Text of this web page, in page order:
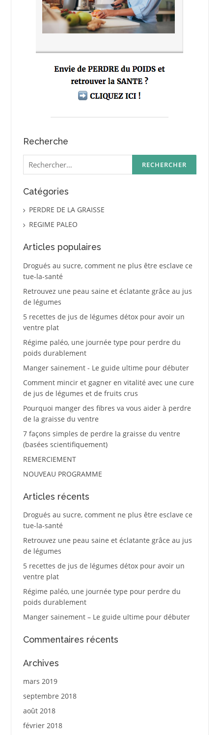
Recherche
Rechercher :
Catégories
PERDRE DE LA GRAISSE
REGIME PALEO
Articles populaires
Drogués au sucre, comment ne plus être esclave ce
tue-la-santé
Retrouvez une peau saine et éclatante grâce au jus
de légumes
5 recettes de jus de légumes détox pour avoir un
ventre plat
Régime paléo, une journée type pour perdre du
poids durablement
Manger sainement - Le guide ultime pour débuter
Comment mincir et gagner en vitalité avec une cure
de jus de légumes et de fruits crus
Pourquoi manger des fibres va vous aider à perdre
de la graisse du ventre
7 façons simples de perdre la graisse du ventre
(basées scientifiquement)
REMERCIEMENT
NOUVEAU PROGRAMME
Articles récents
Drogués au sucre, comment ne plus être esclave ce
tue-la-santé
Retrouvez une peau saine et éclatante grâce au jus
de légumes
5 recettes de jus de légumes détox pour avoir un
ventre plat
Régime paléo, une journée type pour perdre du
poids durablement
Manger sainement – Le guide ultime pour débuter
Commentaires récents
Archives
mars 2019
septembre 2018
août 2018
février 2018